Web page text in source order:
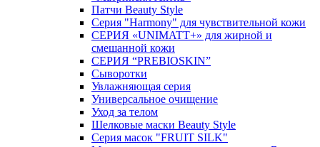
Патчи Beauty Style
Серия "Harmony" для чувствительной кожи
СЕРИЯ «UNIMATT+» для жирной и
смешанной кожи
СЕРИЯ “PREBIOSKIN”
Сыворотки
Увлажняющая серия
Универсальное очищение
Уход за телом
Шелковые маски Beauty Style
Серия масок "FRUIT SILK"